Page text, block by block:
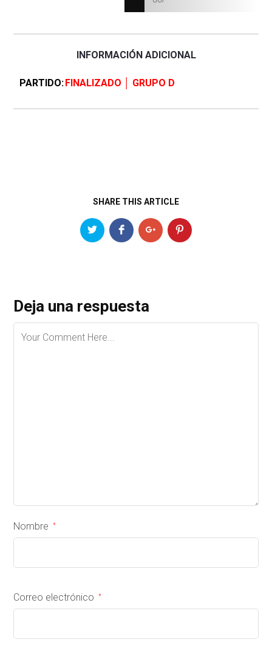
INFORMACIÓN ADICIONAL
PARTIDO FINALIZADO │ GRUPO D
SHARE THIS ARTICLE
Deja una respuesta
Nombre *
Correo electrónico *